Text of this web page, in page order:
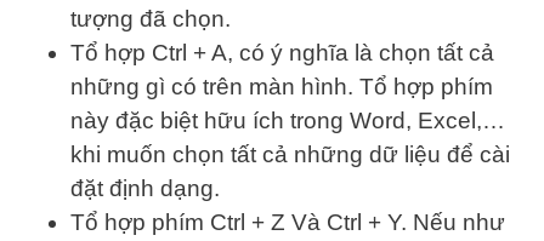
tượng đã chọn.
Tổ hợp Ctrl + A, có ý nghĩa là chọn tất cả
những gì có trên màn hình. Tổ hợp phím
này đặc biệt hữu ích trong Word, Excel,…
khi muốn chọn tất cả những dữ liệu để cài
đặt định dạng.
Tổ hợp phím Ctrl + Z Và Ctrl + Y. Nếu như